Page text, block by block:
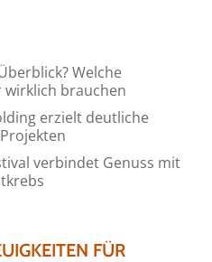
Welche
wirklich brauchen
erzielt deutliche
verbindet Genuss mit
FÜR